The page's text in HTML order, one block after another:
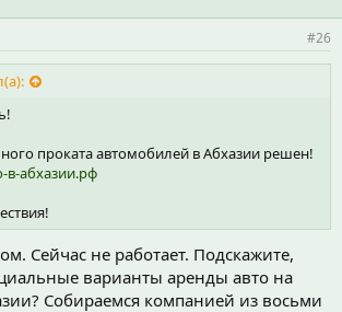
#26
проката автомобилей в Абхазии решен!
в-абхазии.рф
Сейчас не работает. Подскажите,
варианты аренды авто на
Собираемся компанией из восьми